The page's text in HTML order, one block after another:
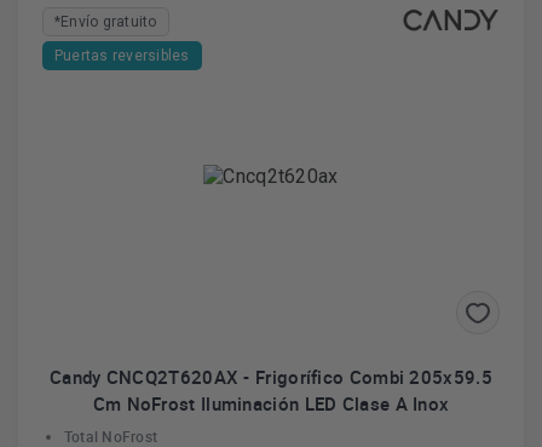
*Envío gratuito
Puertas reversibles
Candy CNCQ2T620AX - Frigorífico Combi 205x59.5
Cm NoFrost Iluminación LED Clase A Inox
Total NoFrost